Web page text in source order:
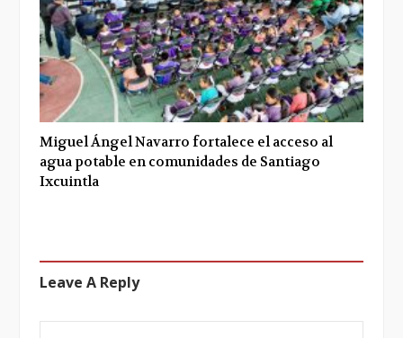
Miguel Ángel Navarro fortalece el acceso al
agua potable en comunidades de Santiago
Ixcuintla
Leave A Reply